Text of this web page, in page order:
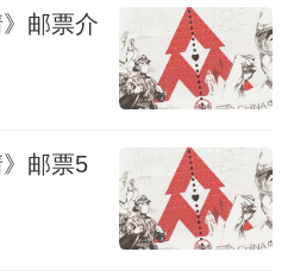
》邮票介
》邮票5